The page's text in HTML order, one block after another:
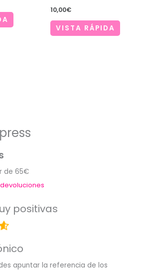
10,00€
VISTA RÁPIDA
de 65€
positivas
apuntar la referencia de los